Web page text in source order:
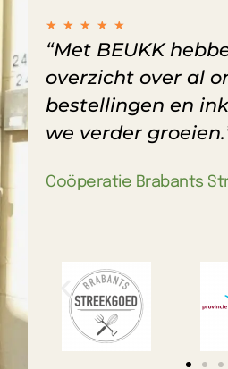
★ ★ ★ ★ ★
5
5
“Met BEUKK
overzicht over al
bestellingen en
we verder
Coöperatie Brabants